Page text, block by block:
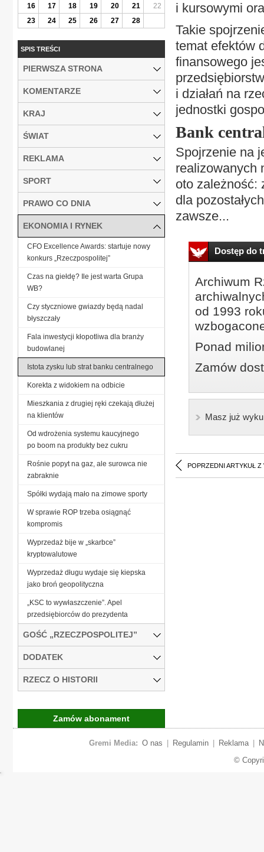
i kursowymi
Takie
temat efektów
finansowego
i działań na
jednostki
Bank
Spojrzenie na
realizowanych
oto zależność:
dla
zawsze...
Dostęp do
Archiwum
od 1993
Ponad
Zamów
Masz już
POPRZEDNI ARTYKUŁ Z
16
17 18 19 20 21
22
23
24 25 26 27 28
SPIS TREŚCI
PIERWSZA STRONA
KOMENTARZE
KRAJ
ŚWIAT
REKLAMA
SPORT
PRAWO CO DNIA
EKONOMIA I RYNEK
CFO Excellence Awards: startuje nowy
konkurs „Rzeczpospolitej”
Czas na giełdę? Ile jest warta Grupa
WB?
Czy styczniowe gwiazdy będą nadal
błyszczały
Fala inwestycji kłopotliwa dla branży
budowlanej
Istota zysku lub strat banku centralnego
Korekta z widokiem na odbicie
Mieszkania z drugiej ręki czekają dłużej
na klientów
Od wdrożenia systemu kaucyjnego
po boom na produkty bez cukru
Rośnie popyt na gaz, ale surowca nie
zabraknie
Spółki wydają mało na zimowe sporty
W sprawie ROP trzeba osiągnąć
kompromis
Wyprzedaż bije w „skarbce”
kryptowalutowe
Wyprzedaż długu wydaje się kiepska
jako broń geopolityczna
„KSC to wywłaszczenie”. Apel
przedsiębiorców do prezydenta
GOŚĆ „RZECZPOSPOLITEJ”
DODATEK
RZECZ O HISTORII
Zamów abonament
Gremi Media: O nas Regulamin Reklama
©